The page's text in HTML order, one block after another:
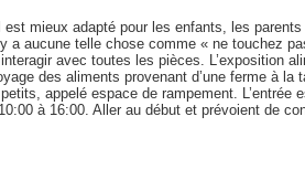
est mieux adapté pour les enfants, les
a aucune telle chose comme « ne touchez
avec toutes les pièces. L’exposition
des aliments provenant d’une ferme à la
appelé espace de rampement. L’entrée
à 16:00. Aller au début et prévoient de